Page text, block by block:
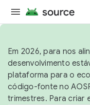
Em 2026, para nos
desenvolvimento
plataforma para o
código-fonte no
trimestres. Para criar